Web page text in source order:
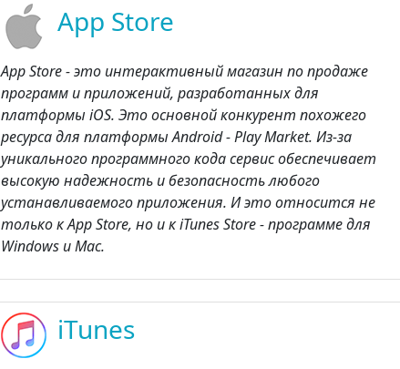
App Store
App Store - это интерактивный магазин по продаже
программ и приложений, разработанных для
платформы iOS. Это основной конкурент похожего
ресурса для платформы Android - Play Market. Из-за
уникального программного кода сервис обеспечивает
высокую надежность и безопасность любого
устанавливаемого приложения. И это относится не
только к App Store, но и к iTunes Store - программе для
Windows и Mac.
iTunes